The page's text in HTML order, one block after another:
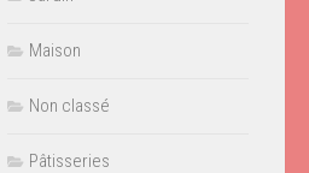
Maison
Non classé
Pâtisseries